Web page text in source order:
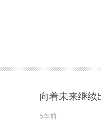
向着未来继续
5年前